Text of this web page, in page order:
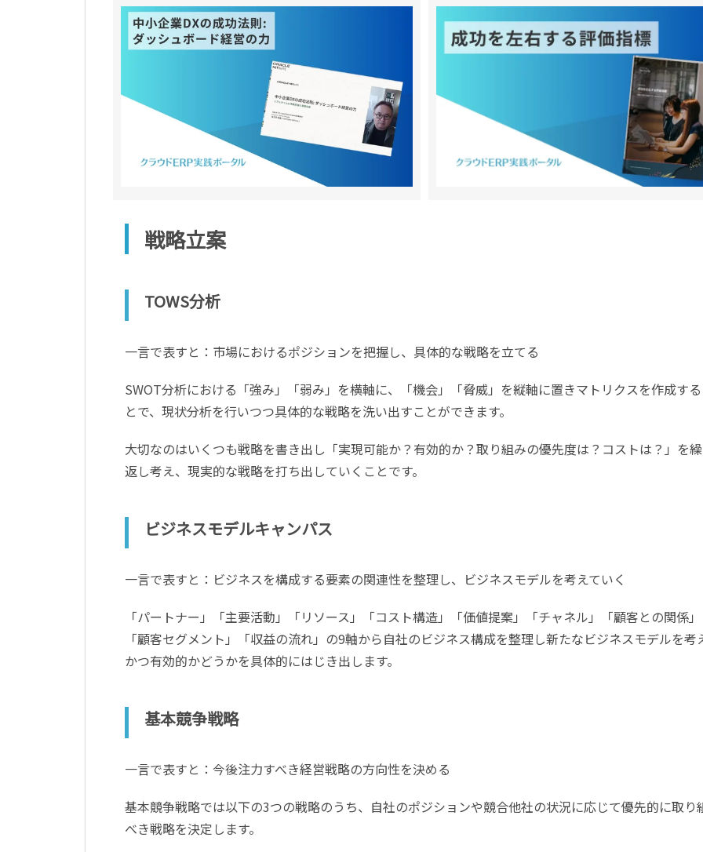
戦略立案
TOWS分析
一言で表すと：市場におけるポジションを把握し、具体的な戦略を立てる
SWOT分析における「強み」「弱み」を横軸に、「機会」「脅威」を縦軸に置きマトリクスを作成す
とで、現状分析を行いつつ具体的な戦略を洗い出すことができます。
大切なのはいくつも戦略を書き出し「実現可能か？有効的か？取り組みの優先度は？コストは？」を
返し考え、現実的な戦略を打ち出していくことです。
ビジネスモデルキャンパス
一言で表すと：ビジネスを構成する要素の関連性を整理し、ビジネスモデルを考えていく
「パートナー」「主要活動」「リソース」「コスト構造」「価値提案」「チャネル」「顧客との関係」
「顧客セグメント」「収益の流れ」の9軸から自社のビジネス構成を整理し新たなビジネスモデルを考
かつ有効的かどうかを具体的にはじき出します。
基本競争戦略
一言で表すと：今後注力すべき経営戦略の方向性を決める
基本競争戦略では以下の3つの戦略のうち、自社のポジションや競合他社の状況に応じて優先的に取り
べき戦略を決定します。